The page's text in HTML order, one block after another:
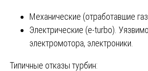
Механические (отработавшие
Электрические (e-turbo).
электромотора, электроники.
Типичные отказы турбин: